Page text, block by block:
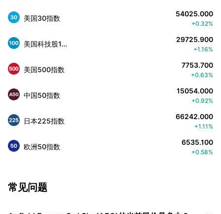
美国30指数 54025.000
+0.32%
美国科技股100指数 29725.900
+1.16%
美国500指数 7753.700
+0.63%
中国50指数 15054.000
+0.92%
日本225指数 66242.000
+1.11%
欧洲50指数 6535.100
+0.58%
常见问题